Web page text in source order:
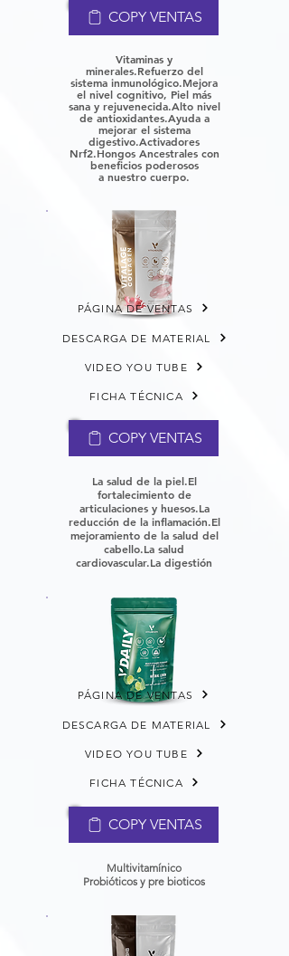
COPY VENTAS
Vitaminas y
minerales.Refuerzo del
sistema inmunológico.Mejora
el nivel cognitivo, Piel más
sana y rejuvenecida.Alto nivel
de antioxidantes.Ayuda a
mejorar el sistema
digestivo.Activadores
Nrf2.Hongos Ancestrales con
beneficios poderosos
a nuestro cuerpo.
PÁGINA DE VENTAS
DESCARGA DE MATERIAL
VIDEO YOU TUBE
FICHA TÉCNICA
COPY VENTAS
La salud de la piel.El
fortalecimiento de
articulaciones y huesos.La
reducción de la inflamación.El
mejoramiento de la salud del
cabello.La salud
cardiovascular.La digestión
PÁGINA DE VENTAS
DESCARGA DE MATERIAL
VIDEO YOU TUBE
FICHA TÉCNICA
COPY VENTAS
Multivitamínico
Probióticos y pre bioticos